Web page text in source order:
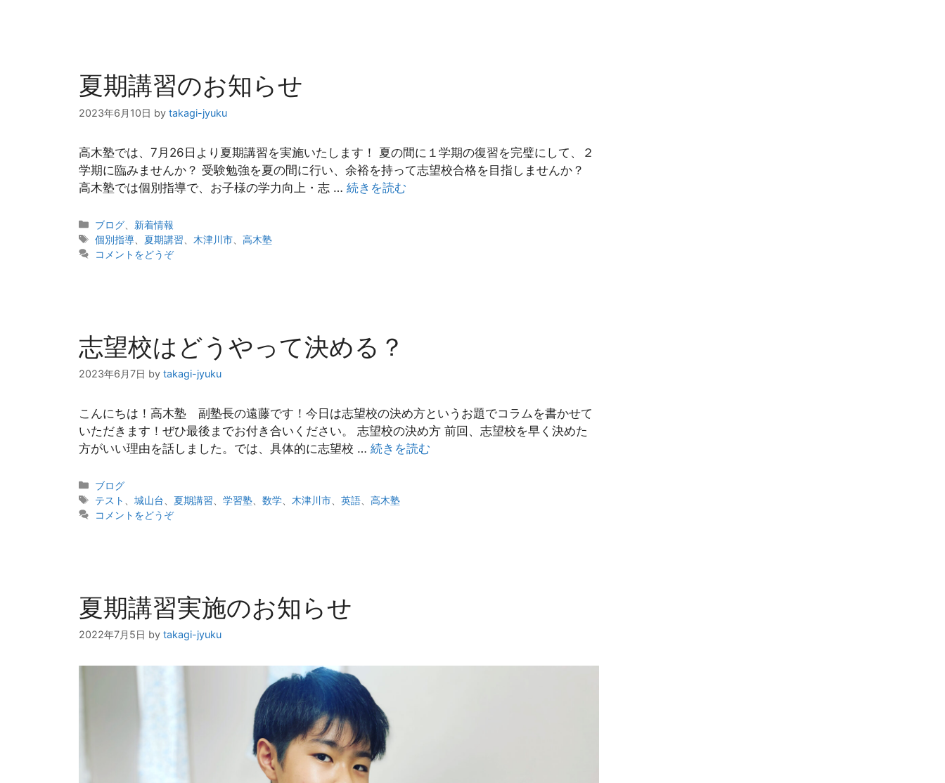
夏期講習のお知らせ
2023年6月10日 by takagi-jyuku
高木塾では、7月26日より夏期講習を実施いたします！ 夏の間に１学期の復習を完璧にして、２
学期に臨みませんか？ 受験勉強を夏の間に行い、余裕を持って志望校合格を目指しませんか？
高木塾では個別指導で、お子様の学力向上・志 … 続きを読む
カ
テ
ゴ
ブログ
新着情報
タ
グ
個別指導 夏期講習 木津川市 、高木塾
コメントをどうぞ
志望校はどうやって決める？
2023年6月7日 by takagi-jyuku
こんにちは！高木塾 副塾長の遠藤です！今日は志望校の決め方というお題でコラムを書かせて
いただきます！ぜひ最後までお付き合いください。 志望校の決め方 前回、志望校を早く決めた
方がいい理由を話しました。では、具体的に志望校 … 続きを読む
カ
テ
ゴ
ブログ
タ
グ
テスト 、城山台 夏期講習 、学習塾 、数学 木津川市 、英語 、高木塾
コメントをどうぞ
夏期講習実施のお知らせ
2022年7月5日 by takagi-jyuku